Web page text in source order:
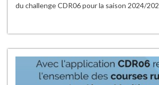
du challenge CDR06 pour la saison 2024/